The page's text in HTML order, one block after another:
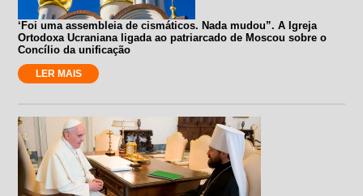
‘Foi uma assembleia de cismáticos. Nada mudou”. A Igreja
Ortodoxa Ucraniana ligada ao patriarcado de Moscou sobre o
Concílio da unificação
LER MAIS